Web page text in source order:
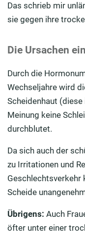
Das schrieb mir
sie gegen ihre
Die Ursachen
Durch die
Wechseljahre wird
Scheidenhaut
Meinung keine
durchblutet.
Da sich auch der
zu Irritationen und
Geschlechtsverkehr
Scheide
Übrigens: Auch
öfter unter einer